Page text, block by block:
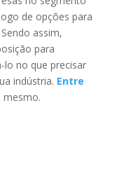
de opções para
Sendo assim,
para
lo no que precisar
indústria. Entre
mesmo.